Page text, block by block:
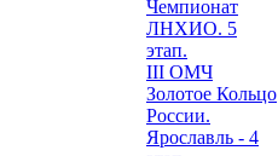
Чемпионат
ЛНХИО. 5
этап.
III ОМЧ
Золотое Кольцо
России.
Ярославль - 4